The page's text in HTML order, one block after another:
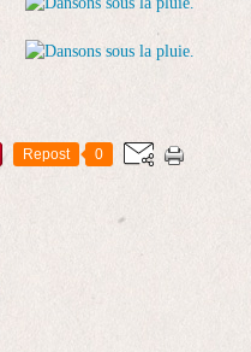
Repost 0